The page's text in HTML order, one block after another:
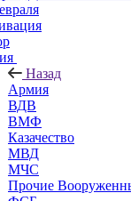
Назад
Армия
ВДВ
ВМФ
Казачество
МВД
МЧС
Прочие